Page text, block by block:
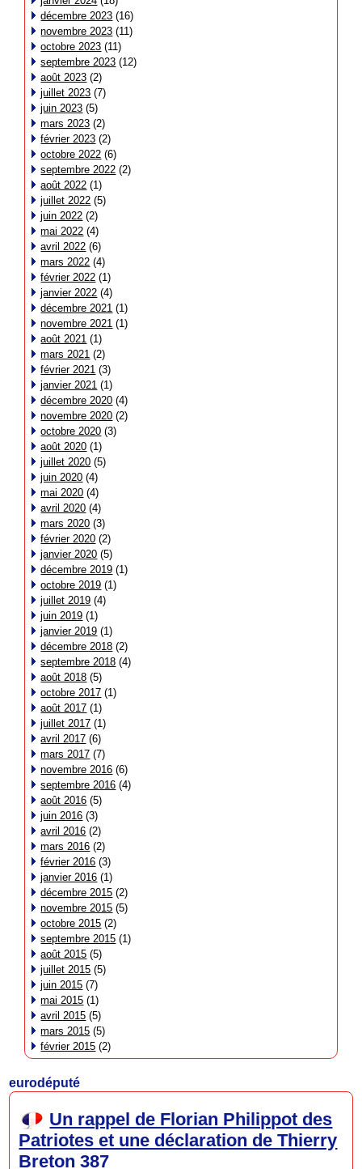
décembre 2023 (16)
novembre 2023 (11)
octobre 2023 (11)
septembre 2023 (12)
août 2023 (2)
juillet 2023 (7)
juin 2023 (5)
mars 2023 (2)
février 2023 (2)
octobre 2022 (6)
septembre 2022 (2)
août 2022 (1)
juillet 2022 (5)
juin 2022 (2)
mai 2022 (4)
avril 2022 (6)
mars 2022 (4)
février 2022 (1)
janvier 2022 (4)
décembre 2021 (1)
novembre 2021 (1)
août 2021 (1)
mars 2021 (2)
février 2021 (3)
janvier 2021 (1)
décembre 2020 (4)
novembre 2020 (2)
octobre 2020 (3)
août 2020 (1)
juillet 2020 (5)
juin 2020 (4)
mai 2020 (4)
avril 2020 (4)
mars 2020 (3)
février 2020 (2)
janvier 2020 (5)
décembre 2019 (1)
octobre 2019 (1)
juillet 2019 (4)
juin 2019 (1)
janvier 2019 (1)
décembre 2018 (2)
septembre 2018 (4)
août 2018 (5)
octobre 2017 (1)
août 2017 (1)
juillet 2017 (1)
avril 2017 (6)
mars 2017 (7)
novembre 2016 (6)
septembre 2016 (4)
août 2016 (5)
juin 2016 (3)
avril 2016 (2)
mars 2016 (2)
février 2016 (3)
janvier 2016 (1)
décembre 2015 (2)
novembre 2015 (5)
octobre 2015 (2)
septembre 2015 (1)
août 2015 (5)
juillet 2015 (5)
juin 2015 (7)
mai 2015 (1)
avril 2015 (5)
mars 2015 (5)
février 2015 (2)
eurodéputé
Un rappel de Florian Philippot des
Patriotes et une déclaration de Thierry
Breton 387